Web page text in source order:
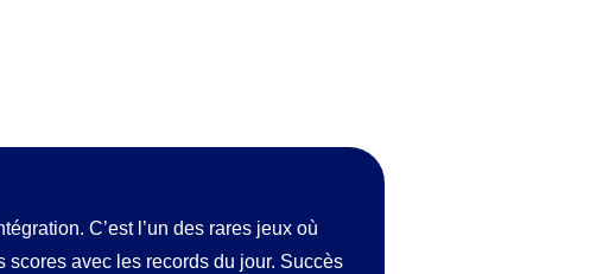
C’est l’un des rares jeux où
scores avec les records du jour. Succès